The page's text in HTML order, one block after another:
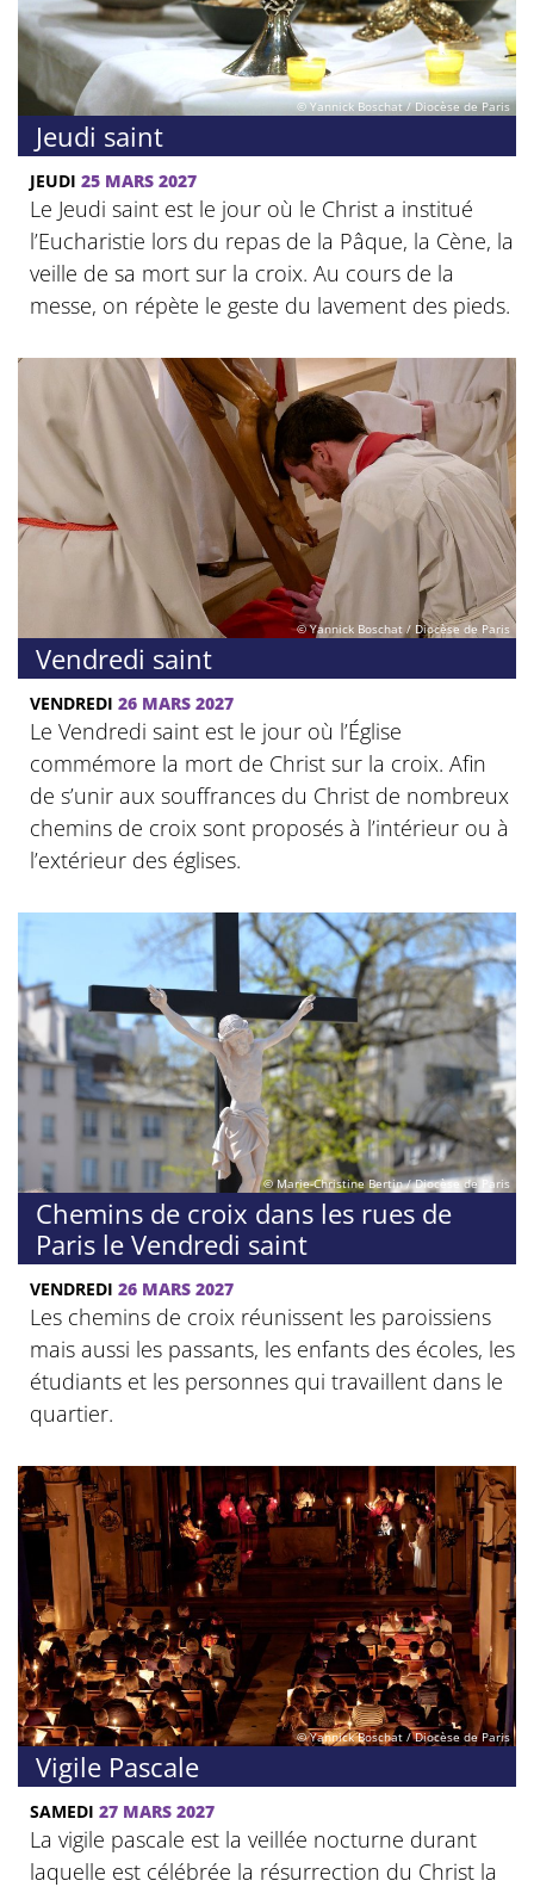
© Yannick Boschat / Diocèse de Paris
Jeudi saint
JEUDI 25 MARS 2027
Le Jeudi saint est le jour où le Christ a institué
l’Eucharistie lors du repas de la Pâque, la Cène, la
veille de sa mort sur la croix. Au cours de la
messe, on répète le geste du lavement des pieds.
© Yannick Boschat / Diocèse de Paris
Vendredi saint
VENDREDI 26 MARS 2027
Le Vendredi saint est le jour où l’Église
commémore la mort de Christ sur la croix. Afin
de s’unir aux souffrances du Christ de nombreux
chemins de croix sont proposés à l’intérieur ou à
l’extérieur des églises.
© Marie-Christine Bertin / Diocèse de Paris
Chemins de croix dans les rues de
Paris le Vendredi saint
VENDREDI 26 MARS 2027
Les chemins de croix réunissent les paroissiens
mais aussi les passants, les enfants des écoles, les
étudiants et les personnes qui travaillent dans le
quartier.
© Yannick Boschat / Diocèse de Paris
Vigile Pascale
SAMEDI 27 MARS 2027
La vigile pascale est la veillée nocturne durant
laquelle est célébrée la résurrection du Christ la